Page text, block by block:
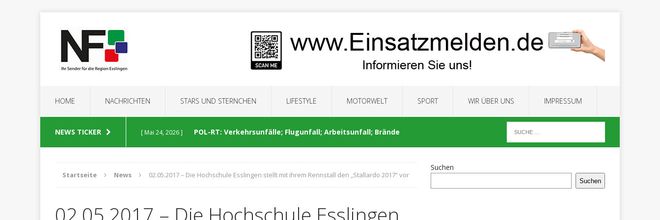
HOME NACHRICHTEN STARS UND STERNCHEN LIFESTYLE MOTORWELT SPORT WIR ÜBER UNS IMPRESSUM
NEWS TICKER [ Mai 24, 2026 ] POL-RT: Verkehrsunfälle; Flugunfall; Arbeitsunfall; Brände
POLIZEIBERICHTE
Startseite News 02.05.2017 – Die Hochschule Esslingen stellt mit ihrem Rennstall den „Stallardo 2017“ vor
Suchen
Suchen